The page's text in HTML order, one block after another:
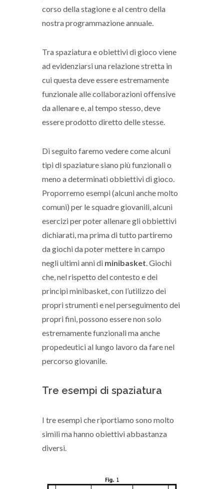
corso della stagione e al centro della
nostra programmazione annuale.
Tra spaziatura e obiettivi di gioco viene
ad evidenziarsi una relazione stretta in
cui questa deve essere estremamente
funzionale alle collaborazioni offensive
da allenare e, al tempo stesso, deve
essere prodotto diretto delle stesse.
Di seguito faremo vedere come alcuni
tipi di spaziature siano più funzionali o
meno a determinati obbiettivi di gioco.
Proporremo esempi (alcuni anche molto
comuni) per le squadre giovanili, alcuni
esercizi per poter allenare gli obbiettivi
dichiarati, ma prima di tutto partiremo
da giochi da poter mettere in campo
negli ultimi anni di minibasket . Giochi
che, nel rispetto del contesto e dei
principi minibasket, con l’utilizzo dei
propri strumenti e nel perseguimento dei
propri fini, possono essere non solo
estremamente funzionali ma anche
propedeutici al lungo lavoro da fare nel
percorso giovanile.
Tre esempi di spaziatura
I tre esempi che riportiamo sono molto
simili ma hanno obiettivi abbastanza
diversi.